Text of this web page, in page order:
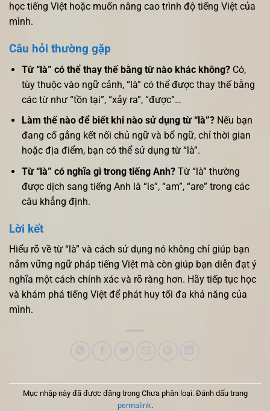
học tiếng Việt hoặc muốn nâng cao trình độ tiếng Việt của
mình.
Câu hỏi thường gặp
Từ “là” có thể thay thế bằng từ nào khác không?Có,
tùy thuộc vào ngữ cảnh, “là” có thể được thay thế bằng
các từ như “tồn tại”, “xảy ra”, “được”…
Làm thế nào để biết khi nào sử dụng từ “là”?Nếu bạn
đang cố gắng kết nối chủ ngữ và bổ ngữ, chỉ thời gian
hoặc địa điểm, bạn có thể sử dụng từ “là”.
Từ “là” có nghĩa gì trong tiếng Anh?Từ “là” thường
được dịch sang tiếng Anh là “is”, “am”, “are” trong các
câu khẳng định.
Lời kết
Hiểu rõ về từ “là” và cách sử dụng nó không chỉ giúp bạn
nắm vững ngữ pháp tiếng Việt mà còn giúp bạn diễn đạt ý
nghĩa một cách chính xác và rõ ràng hơn. Hãy tiếp tục học
và khám phá tiếng Việt để phát huy tối đa khả năng của
mình.
Mục nhập này đã được đăng trong Chưa phân loại. Đánh dấu trang
permalink.